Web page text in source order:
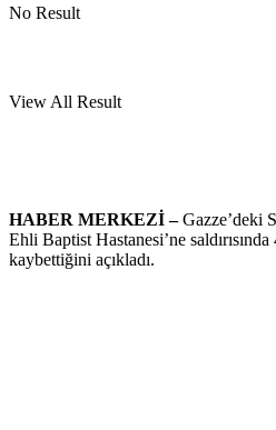
No Result
View All Result
HABER MERKEZİ –Gazze’deki
Ehli Baptist Hastanesi’ne
kaybettiğini açıkladı.